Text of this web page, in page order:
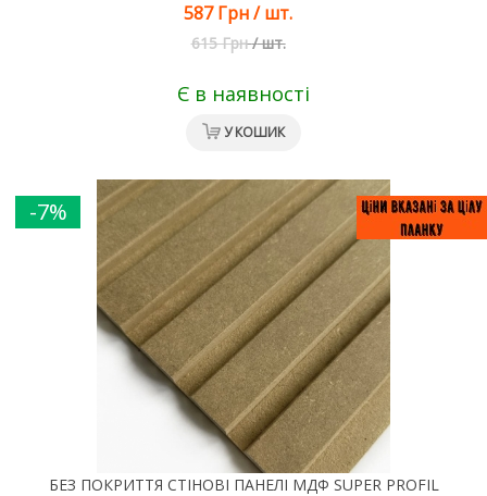
587 Грн/шт.
615 Грн /шт.
Є в наявності
У КОШИК
БЕЗ ПОКРИТТЯ СТІНОВІ ПАНЕЛІ МДФ SUPER PROFIL
-7%